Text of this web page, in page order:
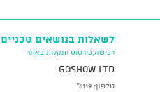
לשאלות בנושאים טכניים
רכישה,כירטוס ותקלות באתר
GoShow LTD
טלפון: *6119